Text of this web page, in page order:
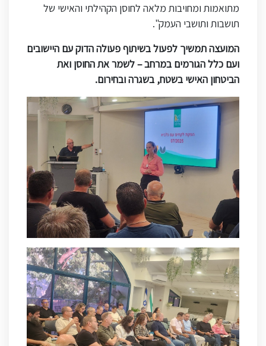
מתואמות ומחויבות מלאה לחוסן הקהילתי והאישי של
תושבות ותושבי העמק."
המועצה תמשיך לפעול בשיתוף פעולה הדוק עם היישובים
ועם כלל הגורמים במרחב – לשמר את החוסן ואת
הביטחון האישי בשטח, בשגרה ובחירום.